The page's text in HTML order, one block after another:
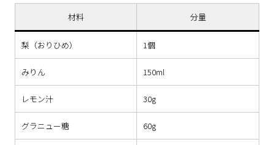
材料 分量
梨（おりひめ） 1個
みりん 150ml
レモン汁 30g
グラニュー糖 60g